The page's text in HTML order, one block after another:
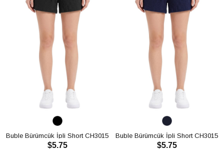
Buble Bürümcük İpli Short CH3015
$5.75
Buble Bürümcük İpli Short CH3015
$5.75